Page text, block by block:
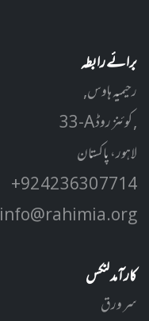
برائے رابطہ
رحیمیہ ہاوس,
33-A کوئنز روڈ ,
لاہور، پاکستان
+92 42 3630 7714
info@rahimia.org
کارآمد لنکس
سر ورق